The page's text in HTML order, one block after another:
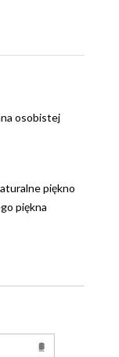
osobistej
piękno
piękna
piękno
ruchy